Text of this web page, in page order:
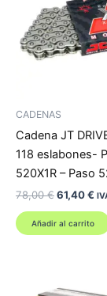
CADENAS
Cadena JT
118 eslabones-
520X1R – Paso
78,00€El
original
era:
61,40€ El
Añadir al carrito